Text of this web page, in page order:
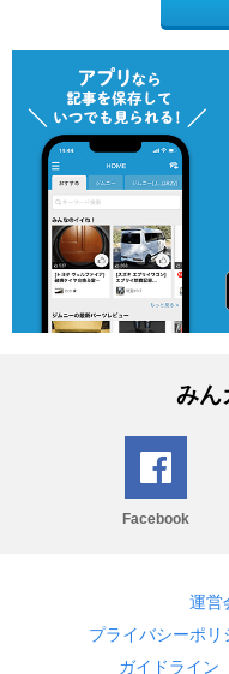
みん
Facebook
運営
プライバシーポリ
ガイドライン